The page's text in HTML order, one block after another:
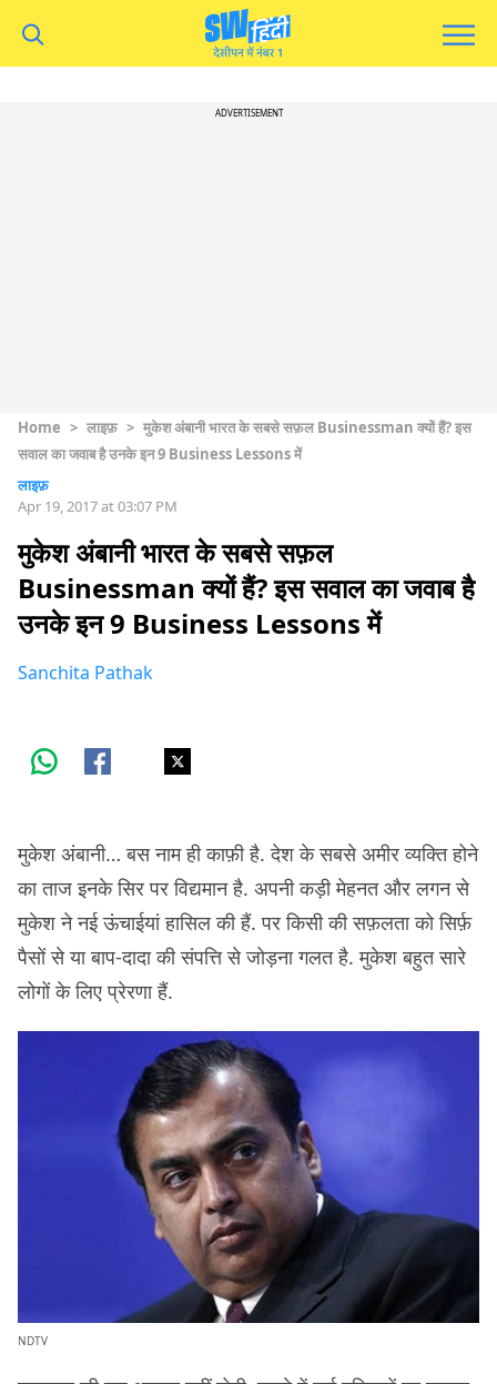
ADVERTISEMENT
Home > लाइफ़ > मुकेश अंबानी भारत के सबसे सफ़ल Businessman क्यों हैं? इस
सवाल का जवाब है उनके इन 9 Business Lessons में
लाइफ़
Apr 19, 2017 at 03:07 PM
मुकेश अंबानी भारत के सबसे सफ़ल
Businessman क्यों हैं? इस सवाल का जवाब है
उनके इन 9 Business Lessons में
Sanchita Pathak
मुकेश अंबानी… बस नाम ही काफ़ी है. देश के सबसे अमीर व्यक्ति होने
का ताज इनके सिर पर विद्यमान है. अपनी कड़ी मेहनत और लगन से
मुकेश ने नई ऊंचाईयां हासिल की हैं. पर किसी की सफ़लता को सिर्फ़
पैसों से या बाप-दादा की संपत्ति से जोड़ना गलत है. मुकेश बहुत सारे
लोगों के लिए प्रेरणा हैं.
NDTV